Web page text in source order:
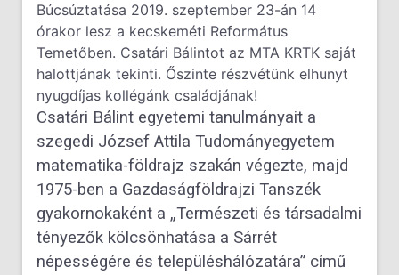
Búcsúztatása 2019. szeptember 23-án 14
órakor lesz a kecskeméti Református
Temetőben. Csatári Bálintot az MTA KRTK saját
halottjának tekinti. Őszinte részvétünk elhunyt
nyugdíjas kollégánk családjának!
Csatári Bálint egyetemi tanulmányait a
szegedi József Attila Tudományegyetem
matematika-földrajz szakán végezte, majd
1975-ben a Gazdaságföldrajzi Tanszék
gyakornokaként a „Természeti és társadalmi
tényezők kölcsönhatása a Sárrét
népességére és településhálózatára” című